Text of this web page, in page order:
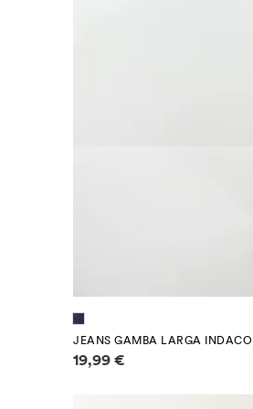
JEANS GAMBA LARGA INDACO
Informazioni sui prezzi
19,99 €